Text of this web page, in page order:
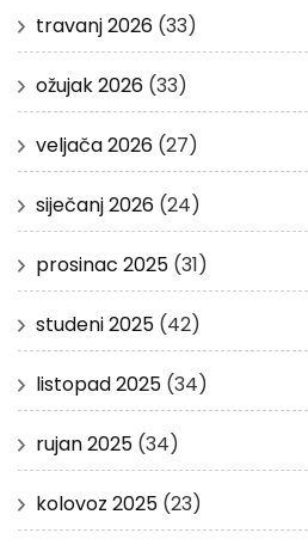
travanj 2026 (33)
ožujak 2026 (33)
veljača 2026 (27)
siječanj 2026 (24)
prosinac 2025 (31)
studeni 2025 (42)
listopad 2025 (34)
rujan 2025 (34)
kolovoz 2025 (23)